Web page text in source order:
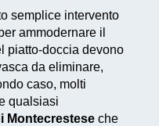
semplice intervento
ammodernare il
piatto-doccia devono
da eliminare,
caso, molti
qualsiasi
Montecrestese che